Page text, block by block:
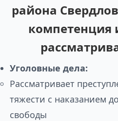
района
компетенция
Уголовные дела:
Рассматривает
тяжести с наказанием
свободы